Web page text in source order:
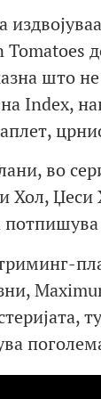
што не
Index,
во
Хол, Џеси